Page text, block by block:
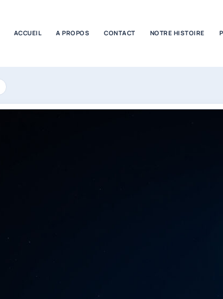
ACCUEIL A PROPOS CONTACT NOTRE HISTOIRE